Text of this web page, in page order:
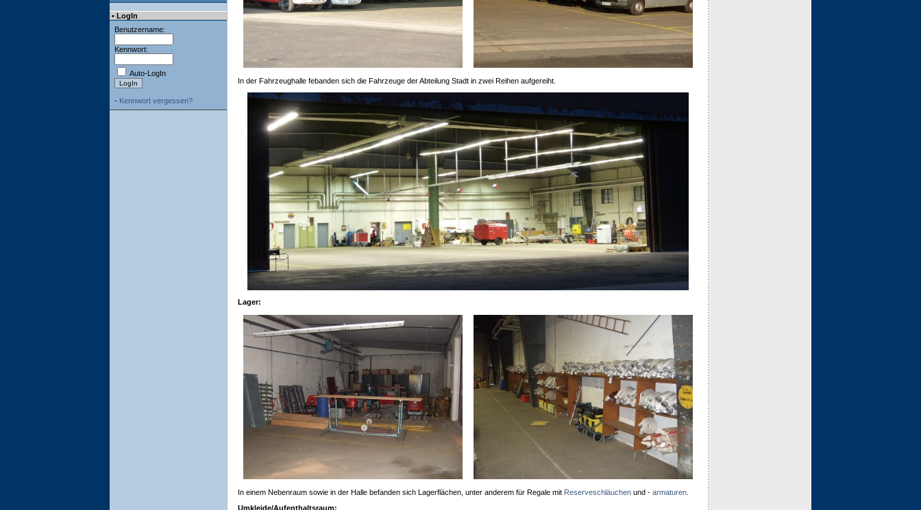
• LogIn
Benutzername:
Kennwort:
Auto-LogIn
- Kennwort vergessen?
In der Fahrzeughalle febanden sich die Fahrzeuge der Abteilung Stadt in zwei Reihen aufgereiht.
Lager:
In einem Nebenraum sowie in der Halle befanden sich Lagerflächen, unter anderem für Regale mit Reserveschläuchenund -armaturen.
Umkleide/Aufenthaltsraum: